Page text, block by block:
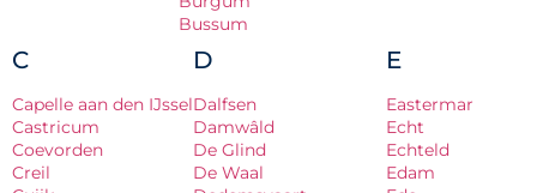
Bussum
C
Capelle aan den IJssel
Castricum
Coevorden
Creil
D
Dalfsen
Damwâld
De Glind
De Waal
E
Eastermar
Echt
Echteld
Edam